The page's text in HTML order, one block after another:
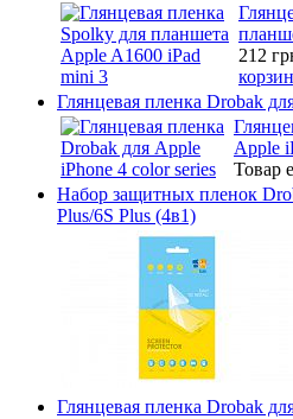
212
Глянцевая пленка Drobak
Apple
Товар
Набор защитных пленок
Plus/6S Plus (4в1)
Глянцевая пленка Drobak